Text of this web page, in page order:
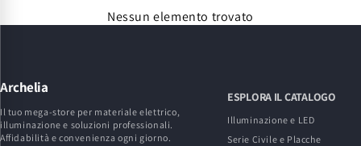
Nessun elemento trovato
Archelia
Il tuo mega-store per materiale elettrico,
illuminazione e soluzioni professionali.
Affidabilità e convenienza ogni giorno.
ESPLORA IL CATALOGO
Illuminazione e LED
Serie Civile e Placche